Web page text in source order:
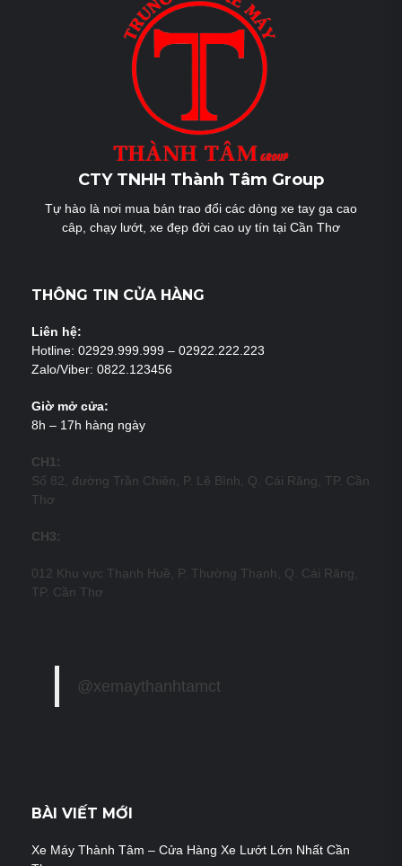
CTY TNHH Thành Tâm Group
Tự hào là nơi mua bán trao đổi các dòng xe tay ga cao
câp, chạy lướt, xe đẹp đời cao uy tín tại Cần Thơ
THÔNG TIN CỬA HÀNG
Liên hệ:
Hotline: 02929.999.999 – 02922.222.223
Zalo/Viber: 0822.123456
Giờ mở cửa:
8h – 17h hàng ngày
CH1:
Số 82, đường Trần Chiên, P. Lê Bình, Q. Cái Răng, TP. Cần
Thơ
CH3:
012 Khu vực Thạnh Huề, P. Thường Thạnh, Q. Cái Răng,
TP. Cần Thơ
@xemaythanhtamct
BÀI VIẾT MỚI
Xe Máy Thành Tâm – Cửa Hàng Xe Lướt Lớn Nhất Cần